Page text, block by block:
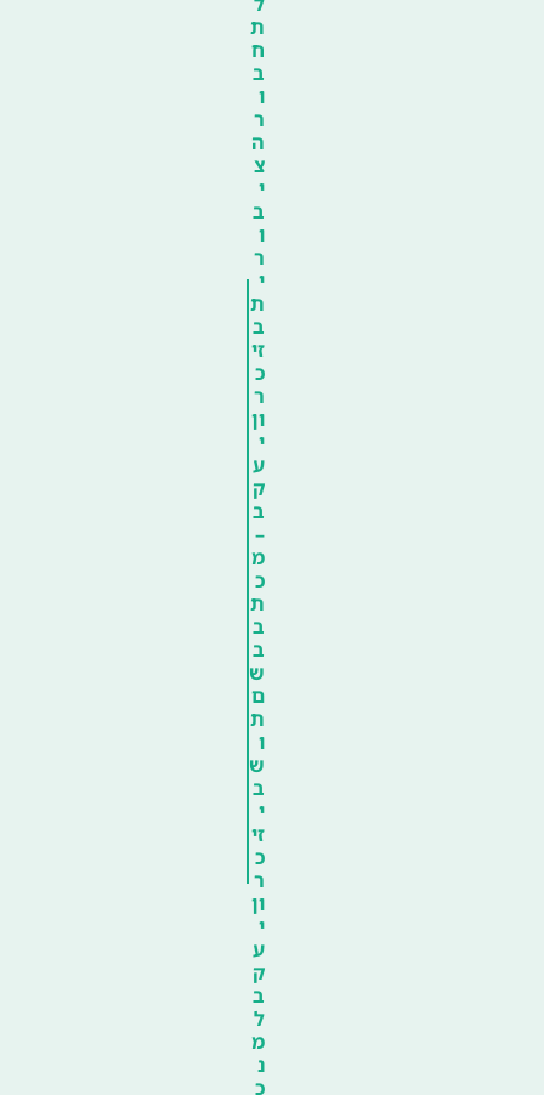
ת
ח
ב
ו
ר
ה
צ
י
ב
ו
ר
י
ת
ב
זי
כ
ר
ון
י
ע
ק
ב
–
מ
כ
ת
ב
ב
ש
ם
ת
ו
ש
ב
י
זי
כ
ר
ון
י
ע
ק
ב
ל
מ
נ
כ